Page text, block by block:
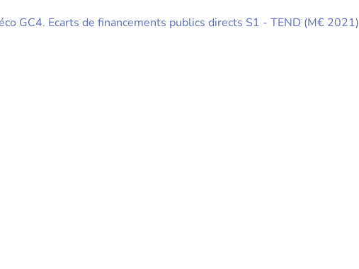
GC4. Ecarts de financements publics directs S1 - TEND (M€ 2021)